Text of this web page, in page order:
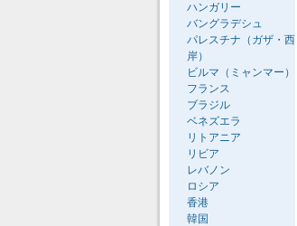
ハンガリー
バングラデシュ
パレスチナ（ガザ・西
岸）
ビルマ（ミャンマー）
フランス
ブラジル
ベネズエラ
リトアニア
リビア
レバノン
ロシア
香港
韓国